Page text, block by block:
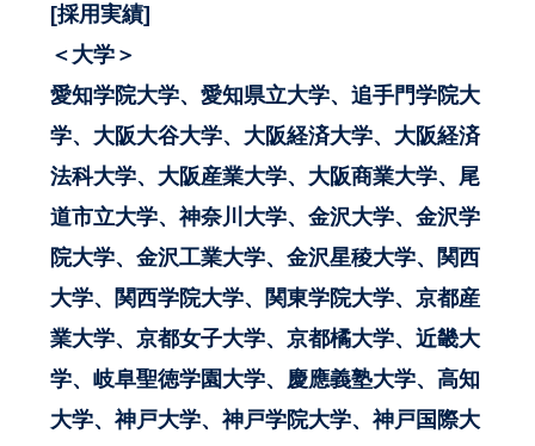
[採用実績]
＜大学＞
愛知学院大学、愛知県立大学、追手門学院大
学、大阪大谷大学、大阪経済大学、大阪経済
法科大学、大阪産業大学、大阪商業大学、尾
道市立大学、神奈川大学、金沢大学、金沢学
院大学、金沢工業大学、金沢星稜大学、関西
大学、関西学院大学、関東学院大学、京都産
業大学、京都女子大学、京都橘大学、近畿大
学、岐阜聖徳学園大学、慶應義塾大学、高知
大学、神戸大学、神戸学院大学、神戸国際大